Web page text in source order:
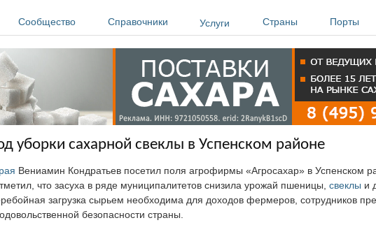
Сообщество Справочники Услуги Страны Порты
уборки сахарной свеклы в Успенском районе
Вениамин Кондратьев посетил поля агрофирмы «Агросахар» в Успенском
что засуха в ряде муниципалитетов снизила урожай пшеницы, свеклы и
загрузка сырьем необходима для доходов фермеров, сотрудников
безопасности страны.